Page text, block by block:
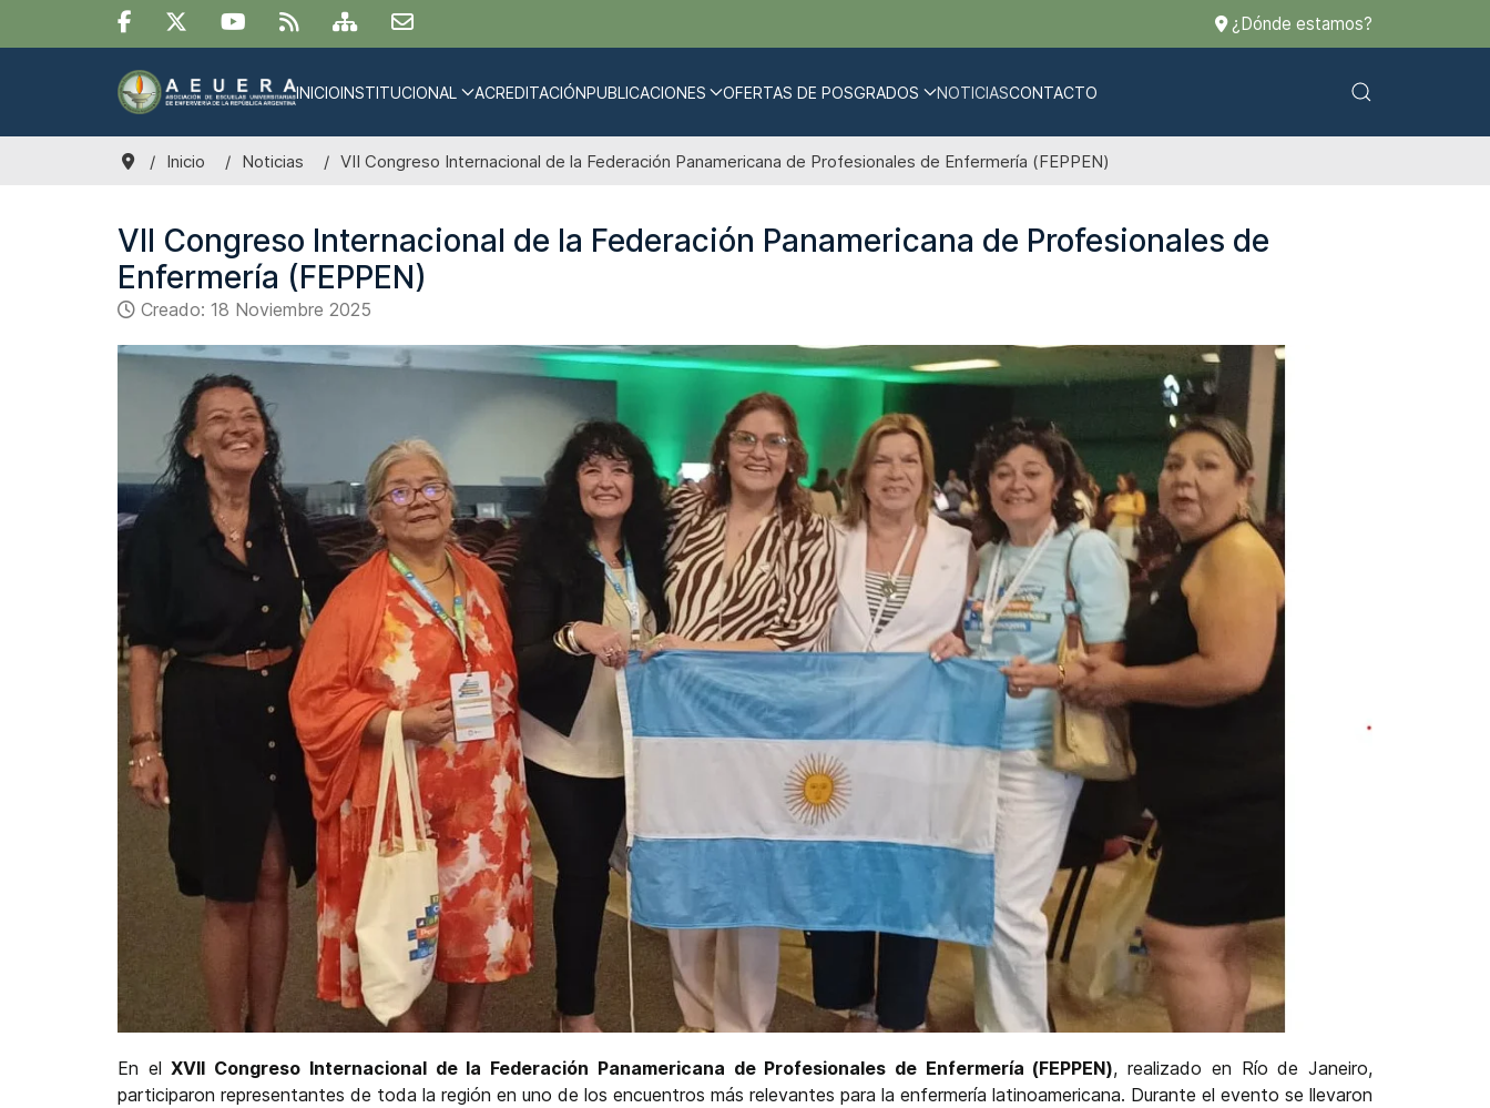
¿Dónde estamos?
INICIOINSTITUCIONAL ACREDITACIÓNPUBLICACIONES OFERTAS DE POSGRADOS NOTICIASCONTACTO
Inicio Noticias VII Congreso Internacional de la Federación Panamericana de Profesionales de Enfermería (FEPPEN)
VII Congreso Internacional de la Federación Panamericana de Profesionales de
Enfermería (FEPPEN)
Creado: 18 Noviembre 2025
En elXVII Congreso Internacional de la Federación Panamericana de Profesionales de Enfermería (FEPPEN), realizado en Río de Janeiro,
participaron representantes de toda la región en uno de los encuentros más relevantes para la enfermería latinoamericana. Durante el evento se llevaron